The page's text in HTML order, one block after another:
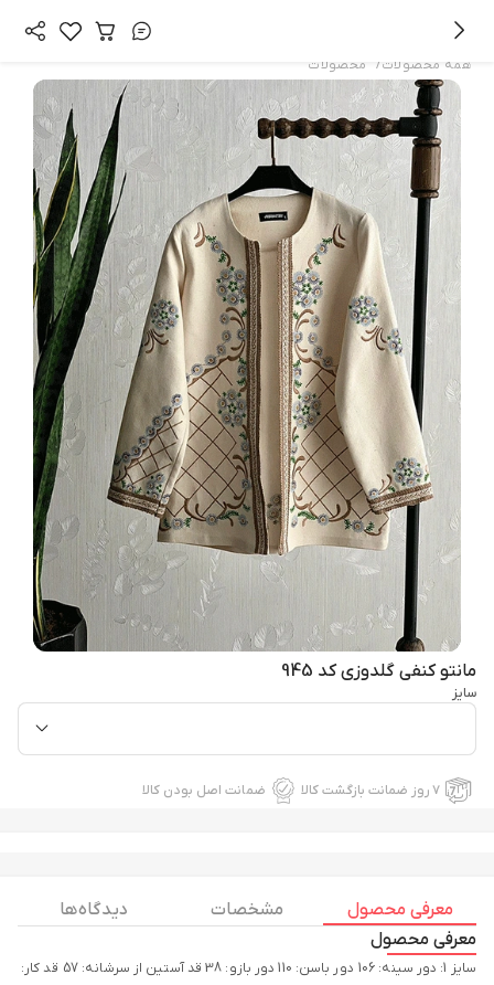
همه محصولات/ محصولات
مانتو کنفی گلدوزی کد 945
سایز
۷ روز ضمانت بازگشت کالا ضمانت اصل بودن کالا
معرفی محصول مشخصات
دیدگاه ها
معرفی محصول
سایز 1: دور سینه: 106 دور باسن: 110 دور بازو: 38 قد آستین از سرشانه: 57 قد کار: